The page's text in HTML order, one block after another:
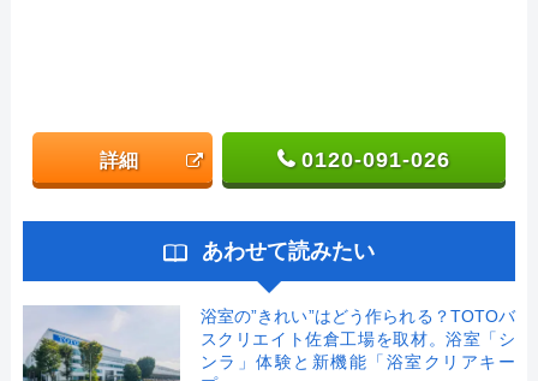
詳細 0120-091-026
あわせて読みたい
浴室の”きれい”はどう作られる？TOTOバ
スクリエイト佐倉工場を取材。浴室「シ
ンラ」体験と新機能「浴室クリアキー